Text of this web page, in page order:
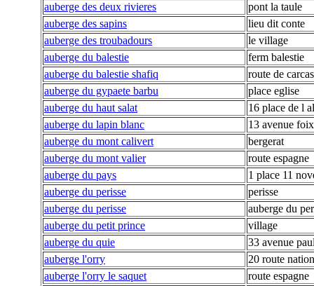
auberge des deux rivieres
pont la taule
auberge des sapins
lieu dit conte
auberge des troubadours
le village
auberge du balestie
ferm balestie
auberge du balestie shafiq
route de
auberge du gypaete barbu
place eglise
auberge du haut salat
16 place de l
auberge du lapin blanc
13 avenue foix
auberge du mont calivert
bergerat
auberge du mont valier
route espagne
auberge du pays
1 place 11
auberge du perisse
perisse
auberge du perisse
auberge du
auberge du petit prince
village
auberge du quie
33 avenue
auberge l'orry
20 route
auberge l'orry le saquet
route espagne